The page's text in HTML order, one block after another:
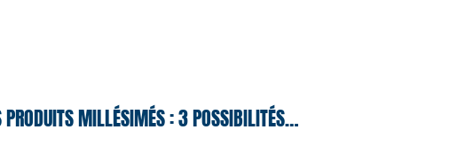
PRODUITS MILLÉSIMÉS : 3 POSSIBILITÉS…